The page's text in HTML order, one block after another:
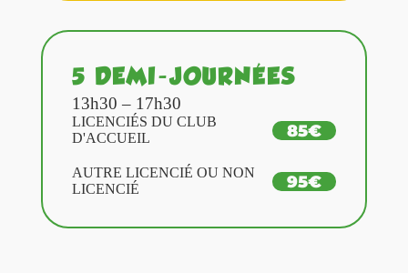
5 DEMI-JOURNÉES
13h30 – 17h30
LICENCIÉS DU CLUB
D'ACCUEIL
85€
AUTRE LICENCIÉ OU NON
LICENCIÉ
95€